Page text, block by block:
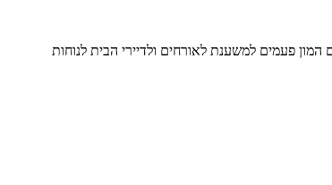
פעמים למשענת לאורחים ולדיירי הבית לנוחות